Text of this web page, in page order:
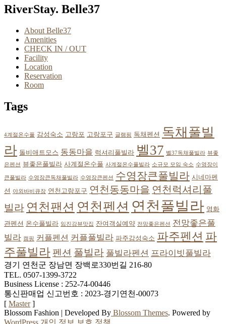
RiverStay. Belle37
About Belle37
Amenities
CHECK IN / OUT
Facility
Location
Reservation
Room
Tags
4계절온수풀 감성숙소 고랑포 고랑포구 글램핑 독채펜션 독채풀빌
라 돌비애트모스 동동마을 럭셔리풀빌라 벨37 벨37독채풀빌라 뷰좋
은펜션 뷰좋은풀빌라 사계절온수풀 사계절온수풀빌라 소규모 모임 숙소 수영장이
큰풀빌라 수영장큰독채풀빌라 수영장큰펜션 수영장큰풀빌라 시네마펜
션
야외바비큐장 연천고랑포구 연천동동마을 연천럭셔리풀
빌라 연천팬션 연천펜션 연천풀빌라 영화
관펜션 온수풀빌라 임진강뷰맛집 잔여객실예약 전망좋은펜션
전망좋은풀
빌라 캠핑 커플펜션 커플풀빌라 파주감성숙소 파주펜션 파
주풀빌라 펜션 풀빌라 풀빌라펜션 프라이빗풀빌라
경기 연천군 장남면 장백로330번길 216-80
TEL. 0507-1399-3722
Business License : 252-74-00446
통신판매업 신고번호 : 2023-경기연천-00073
[ Master]
Blossom Fashion | Developed By Blossom Themes. Powered by
WordPress 개인 정보 보호 정책